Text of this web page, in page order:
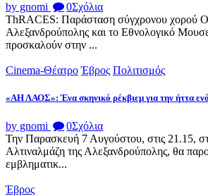
by gnomi 0Σχόλια
ThRACES: Παράσταση σύγχρονου χορού
Αλεξανδρούπολης και το Εθνολογικό
προσκαλούν στην ...
Cinema-Θέατρο Έβρος Πολιτισμός
«ΑΗ ΛΑΟΣ»: Ένα σκηνικό ρέκβιεμ για την ήττα
by gnomi 0Σχόλια
Την Παρασκευή 7 Αυγούστου, στις 21.15,
Αλτιναλμάζη της Αλεξανδρούπολης, θα
εμβληματικ...
Έβρος